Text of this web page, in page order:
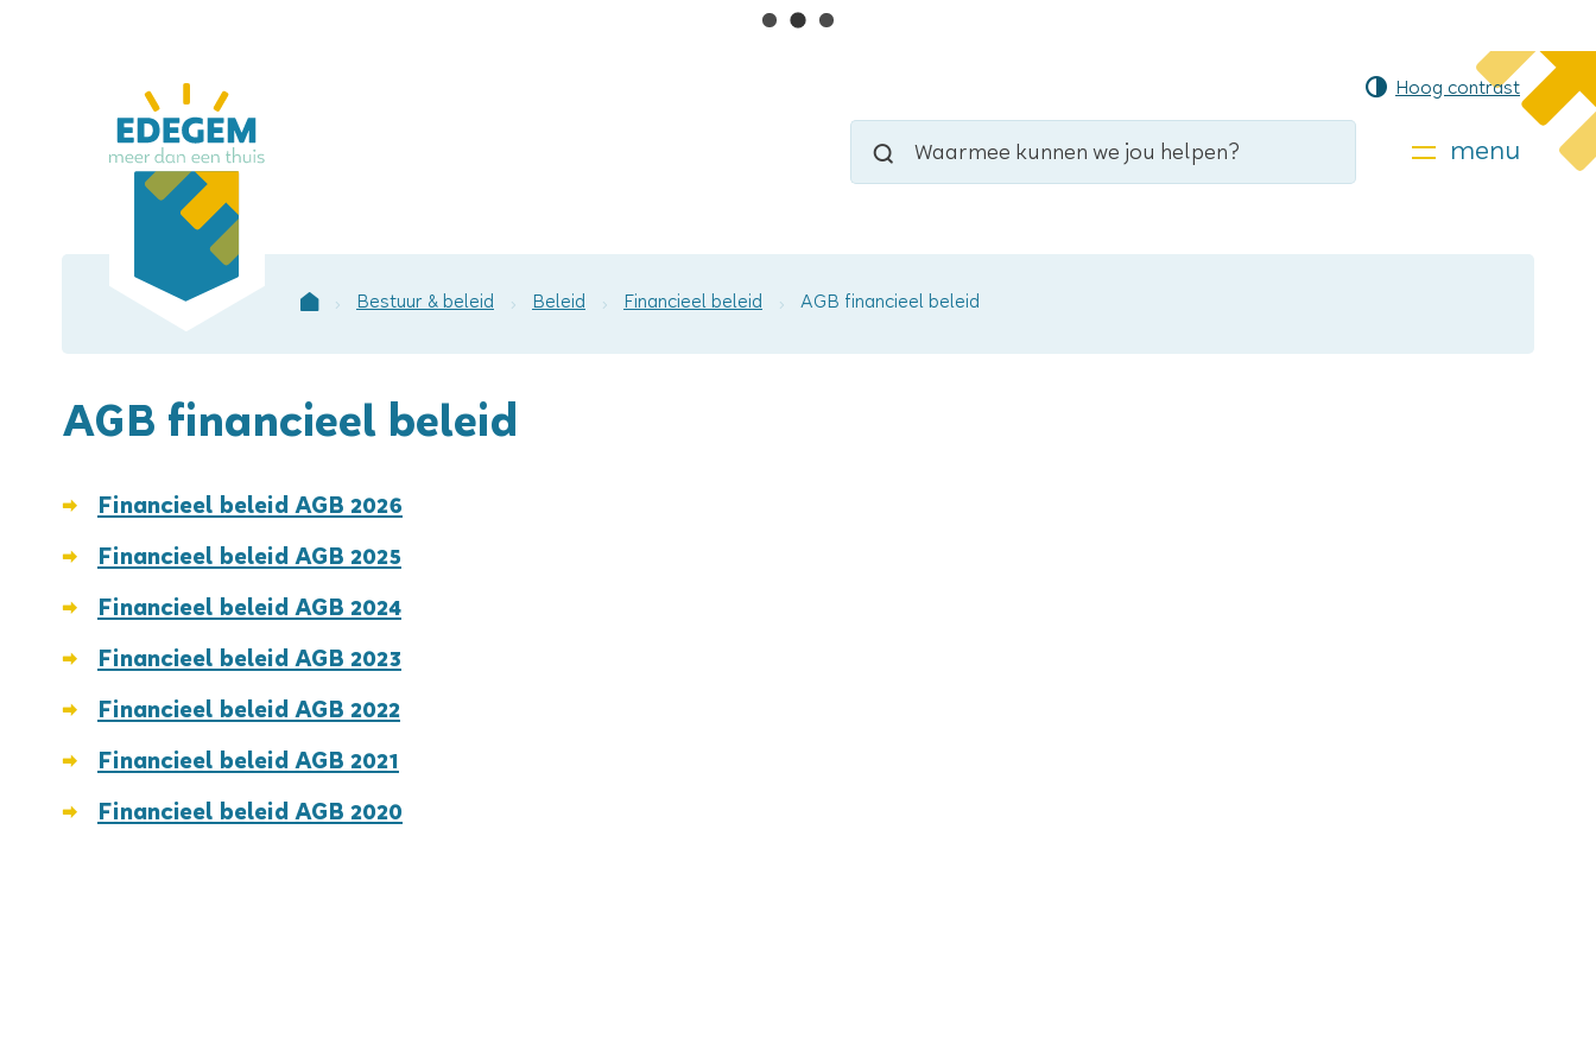
Hoog contrast
Lokaal
bestuur
Edegem
kunnen
helpen?
Zoeken menu
Bestuur & beleid Beleid Financieel beleid AGB financieel beleid
AGB financieel beleid
Thema's
Financieel beleid AGB 2026
Financieel beleid AGB 2025
Financieel beleid AGB 2024
Financieel beleid AGB 2023
Financieel beleid AGB 2022
Financieel beleid AGB 2021
Financieel beleid AGB 2020